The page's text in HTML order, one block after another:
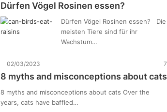
Dürfen Vögel Rosinen essen?
Dürfen Vögel Rosinen essen? Die
meisten Tiere sind für ihr
Wachstum…
02/03/2023 7
8 myths and misconceptions about cats
8 myths and misconceptions about cats Over the
years, cats have baffled…